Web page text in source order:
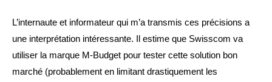
L’internaute et informateur qui m’a transmis ces précisions a
une interprétation intéressante. Il estime que Swisscom va
utiliser la marque M-Budget pour tester cette solution bon
marché (probablement en limitant drastiquement les